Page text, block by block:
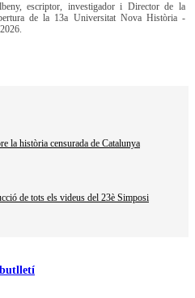
escriptor, investigador i Director de la
de la 13a Universitat Nova Història -
la història censurada de Catalunya
de tots els videus del 23è Simposi